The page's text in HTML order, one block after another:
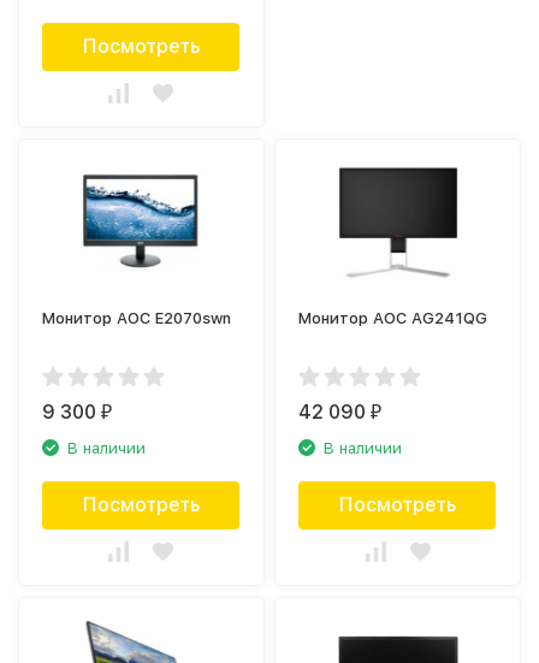
Посмотреть
Монитор AOC E2070swn
9 300₽
В наличии
Посмотреть
Монитор AOC AG241QG
42 090₽
В наличии
Посмотреть